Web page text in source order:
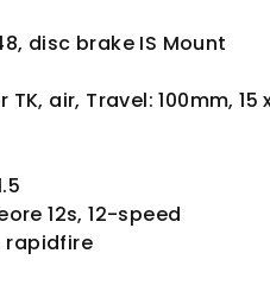
disc brake IS Mount
air, Travel: 100mm, 15
12s, 12-speed
rapidfire